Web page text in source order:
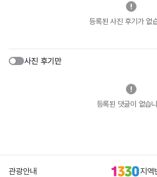
등록된 사진 후기가 없
사진 후기만
등록된 댓글이 없습
관광안내 지역